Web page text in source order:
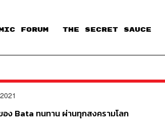
FORUM THE SECRET SAUCE​
อง Bata ทนทาน ผ่านทุกสงครามโลก